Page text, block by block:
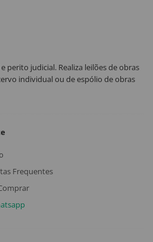
perito judicial. Realiza leilões de obras
individual ou de espólio de obras
Frequentes